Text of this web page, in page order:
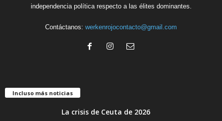
independencia política respecto a las élites dominantes.
Contáctanos: werkenrojocontacto@gmail.com
Incluso más noticias
La crisis de Ceuta de 2026